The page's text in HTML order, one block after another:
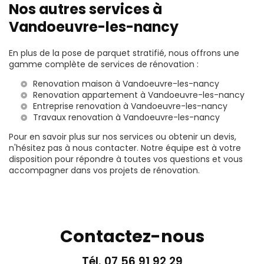
Nos autres services à
Vandoeuvre-les-nancy
En plus de la pose de parquet stratifié, nous offrons une
gamme complète de services de rénovation :
Renovation maison à Vandoeuvre-les-nancy
Renovation appartement à Vandoeuvre-les-nancy
Entreprise renovation à Vandoeuvre-les-nancy
Travaux renovation à Vandoeuvre-les-nancy
Pour en savoir plus sur nos services ou obtenir un devis,
n'hésitez pas à nous contacter. Notre équipe est à votre
disposition pour répondre à toutes vos questions et vous
accompagner dans vos projets de rénovation.
Contactez-nous